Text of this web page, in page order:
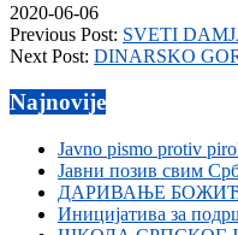
2020-06-06
Previous Post: SVETI
Next Post: DINARSKO
Najnovije
Javno pismo protiv
Јавни позив свим
ДАРИВАЊЕ
Иницијатива за